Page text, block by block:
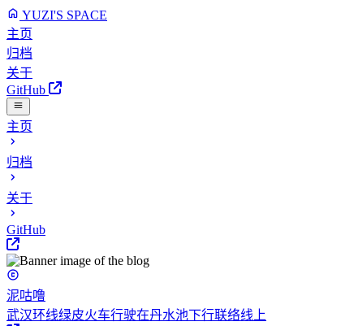
YUZI'S SPACE
主页
归档
关于
GitHub
主页
归档
关于
GitHub
泥咕噜
武汉环线绿皮火车行驶在丹水池下行联络线上